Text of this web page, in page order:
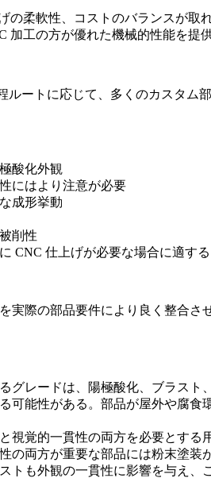
の柔軟性、コストのバランスが取
加工の方が優れた機械的性能を提
ートに応じて、多くのカスタム
酸化外観
にはより注意が必要
成形挙動
削性
CNC 仕上げが必要な場合に適する
際の部品要件により良く整合さ
レードは、陽極酸化、ブラスト
能性がある。部品が屋外や腐
視覚的一貫性の両方を必要とす
両方が重要な部品には粉末塗
も外観の一貫性に影響を与え